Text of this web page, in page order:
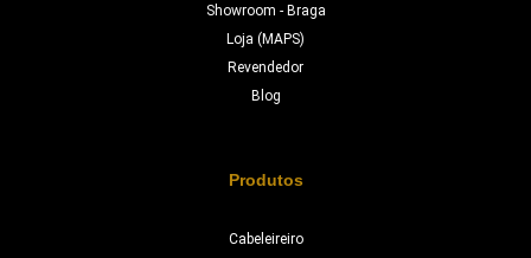
Showroom - Braga
Loja (MAPS)
Revendedor
Blog
Produtos
Cabeleireiro